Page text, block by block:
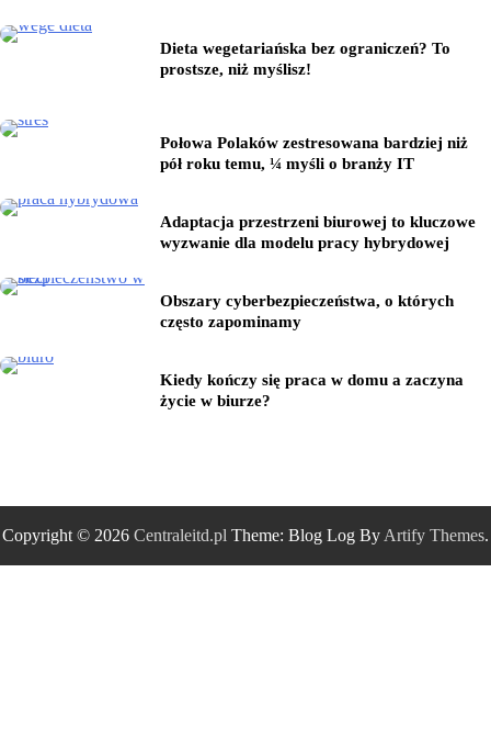
Dieta wegetariańska bez ograniczeń? To
prostsze, niż myślisz!
Połowa Polaków zestresowana bardziej niż
pół roku temu, ¼ myśli o branży IT
Adaptacja przestrzeni biurowej to kluczowe
wyzwanie dla modelu pracy hybrydowej
Obszary cyberbezpieczeństwa, o których
często zapominamy
Kiedy kończy się praca w domu a zaczyna
życie w biurze?
Copyright © 2026 Centraleitd.pl Theme: Blog Log By Artify Themes.